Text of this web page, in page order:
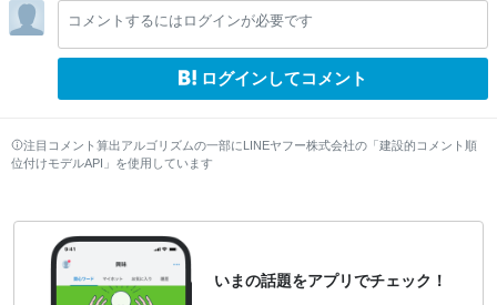
コメントするにはログインが必要です
ログインしてコメント
注目コメント算出アルゴリズムの一部にLINEヤフー株式会社の「建設的コメント順
位付けモデルAPI」を使用しています
いまの話題をアプリでチェック！